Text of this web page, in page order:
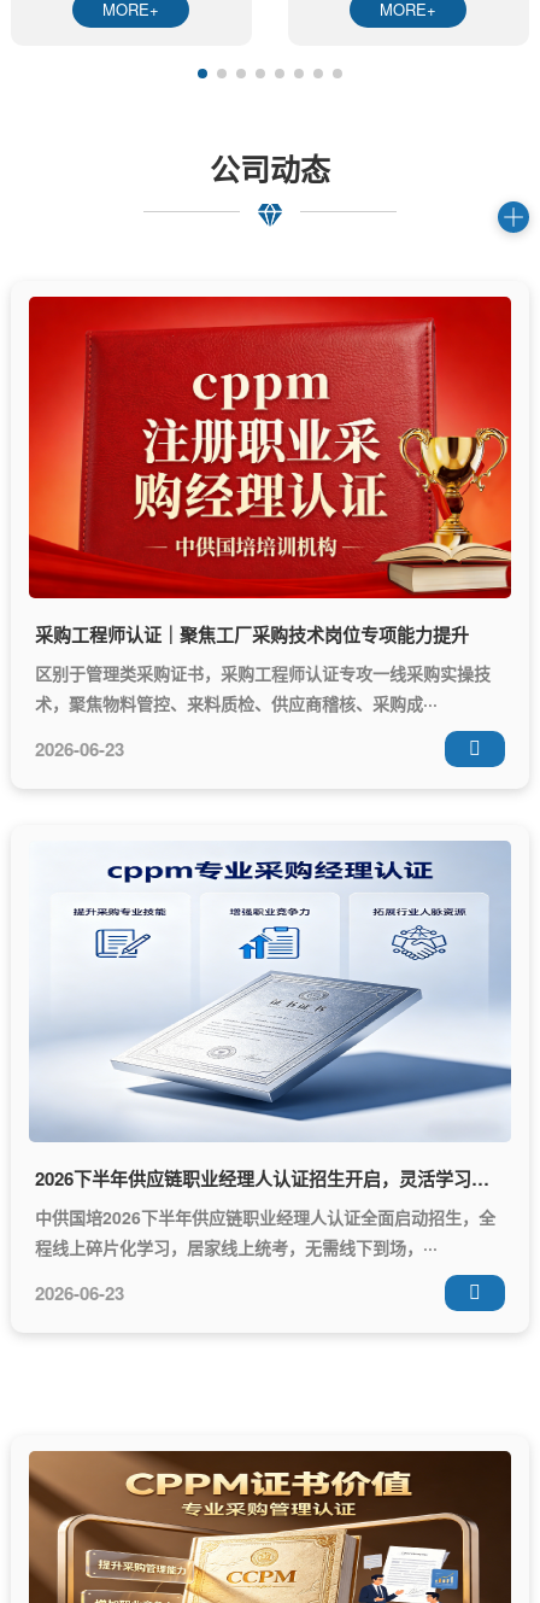
MORE+ MORE+
公司动态
采购工程师认证｜聚焦工厂采购技术岗位专项能力提升
区别于管理类采购证书，采购工程师认证专攻一线采购实操技
术，聚焦物料管控、来料质检、供应商稽核、采购成···
2026-06-23 
2026下半年供应链职业经理人认证招生开启，灵活学习模式适配在职从业者
中供国培2026下半年供应链职业经理人认证全面启动招生，全
程线上碎片化学习，居家线上统考，无需线下到场，···
2026-06-23 